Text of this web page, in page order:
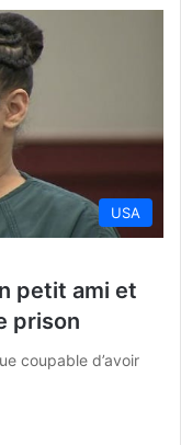
USA
petit ami et
prison
coupable d’avoir